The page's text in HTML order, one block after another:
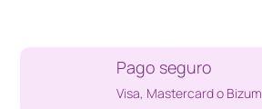
cantidad
Pago seguro
Visa, Mastercard o Bizum